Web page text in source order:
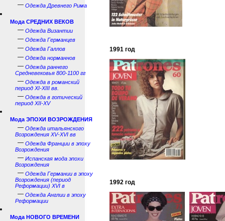
— Одежда Древнего Рима
Мода СРЕДНИХ ВЕКОВ
— Одежда Византии
— Одежда Германцев
— Одежда Галлов
— Одежда норманнов
— Одежда раннего
Средневековья 800-1100 гг
— Одежда в романский
период XI-XIII вв.
— Одежда в готический
период XII-XV
Мода ЭПОХИ ВОЗРОЖДЕНИЯ
— Одежда итальянского
Возрождения XV-XVI вв
— Одежда Франции в эпоху
Возрождения
— Испанская мода эпохи
Возрождения
— Одежда Германии в эпоху
Возрождения (период
Реформации) XVI в
— Одежда Англии в эпоху
Реформации
Мода НОВОГО ВРЕМЕНИ
1991 год
1992 год